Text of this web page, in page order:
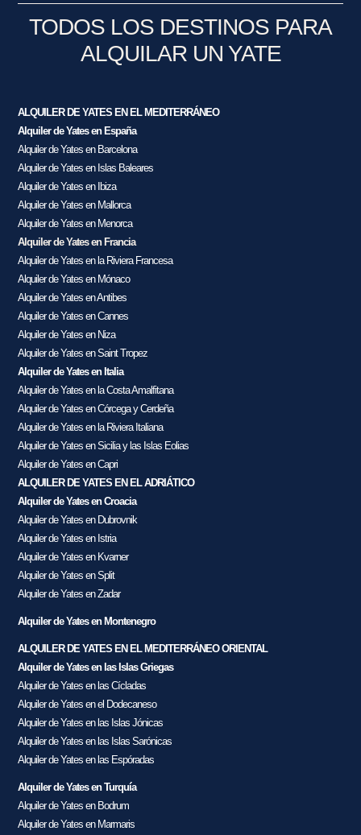
TODOS LOS DESTINOS PARA
ALQUILAR UN YATE
ALQUILER DE YATES EN EL MEDITERRÁNEO
Alquiler de Yates en España
Alquiler de Yates en Barcelona
Alquiler de Yates en Islas Baleares
Alquiler de Yates en Ibiza
Alquiler de Yates en Mallorca
Alquiler de Yates en Menorca
Alquiler de Yates en Francia
Alquiler de Yates en la Riviera Francesa
Alquiler de Yates en Mónaco
Alquiler de Yates en Antibes
Alquiler de Yates en Cannes
Alquiler de Yates en Niza
Alquiler de Yates en Saint Tropez
Alquiler de Yates en Italia
Alquiler de Yates en la Costa Amalfitana
Alquiler de Yates en Córcega y Cerdeña
Alquiler de Yates en la Riviera Italiana
Alquiler de Yates en Sicilia y las Islas Eolias
Alquiler de Yates en Capri
ALQUILER DE YATES EN EL ADRIÁTICO
Alquiler de Yates en Croacia
Alquiler de Yates en Dubrovnik
Alquiler de Yates en Istria
Alquiler de Yates en Kvarner
Alquiler de Yates en Split
Alquiler de Yates en Zadar
Alquiler de Yates en Montenegro
ALQUILER DE YATES EN EL MEDITERRÁNEO ORIENTAL
Alquiler de Yates en las Islas Griegas
Alquiler de Yates en las Cícladas
Alquiler de Yates en el Dodecaneso
Alquiler de Yates en las Islas Jónicas
Alquiler de Yates en las Islas Sarónicas
Alquiler de Yates en las Espóradas
Alquiler de Yates en Turquía
Alquiler de Yates en Bodrum
Alquiler de Yates en Marmaris